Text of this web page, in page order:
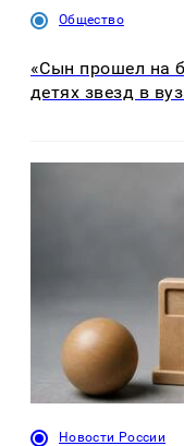
Общество
«Сын прошел на
детях звезд в
Новости России